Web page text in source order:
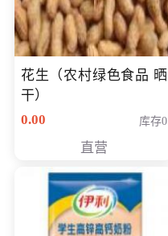
花生（农村绿色食品 晒
干）
0.00
库存0
直营